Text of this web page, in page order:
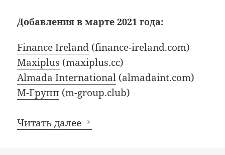
Добавления в марте 2021 года:
Finance Ireland (finance-ireland.com)
Maxiplus (maxiplus.cc)
Almada International (almadaint.com)
М-Групп (m-group.club)
Читать далее Мартовские добавления в